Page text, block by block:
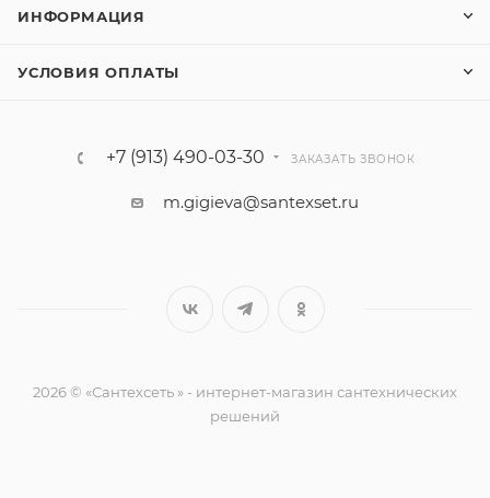
ИНФОРМАЦИЯ
УСЛОВИЯ ОПЛАТЫ
+7 (913) 490-03-30 ЗАКАЗАТЬ ЗВОНОК
m.gigieva@santexset.ru
2026 © «Сантехсеть » - интернет-магазин сантехнических
решений